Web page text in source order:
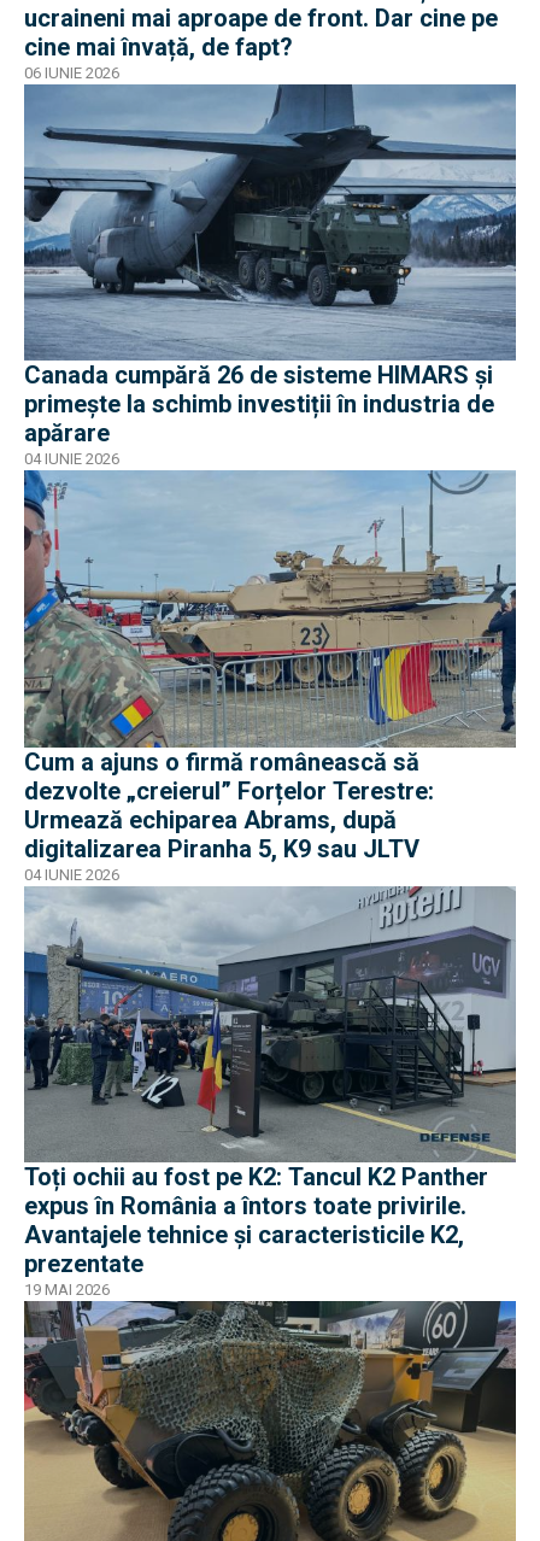
ucraineni mai aproape de front. Dar cine pe
cine mai învață, de fapt?
06 IUNIE 2026
Canada cumpără 26 de sisteme HIMARS și
primește la schimb investiții în industria de
apărare
04 IUNIE 2026
Cum a ajuns o firmă românească să
dezvolte „creierul” Forțelor Terestre:
Urmează echiparea Abrams, după
digitalizarea Piranha 5, K9 sau JLTV
04 IUNIE 2026
Toți ochii au fost pe K2: Tancul K2 Panther
expus în România a întors toate privirile.
Avantajele tehnice și caracteristicile K2,
prezentate
19 MAI 2026